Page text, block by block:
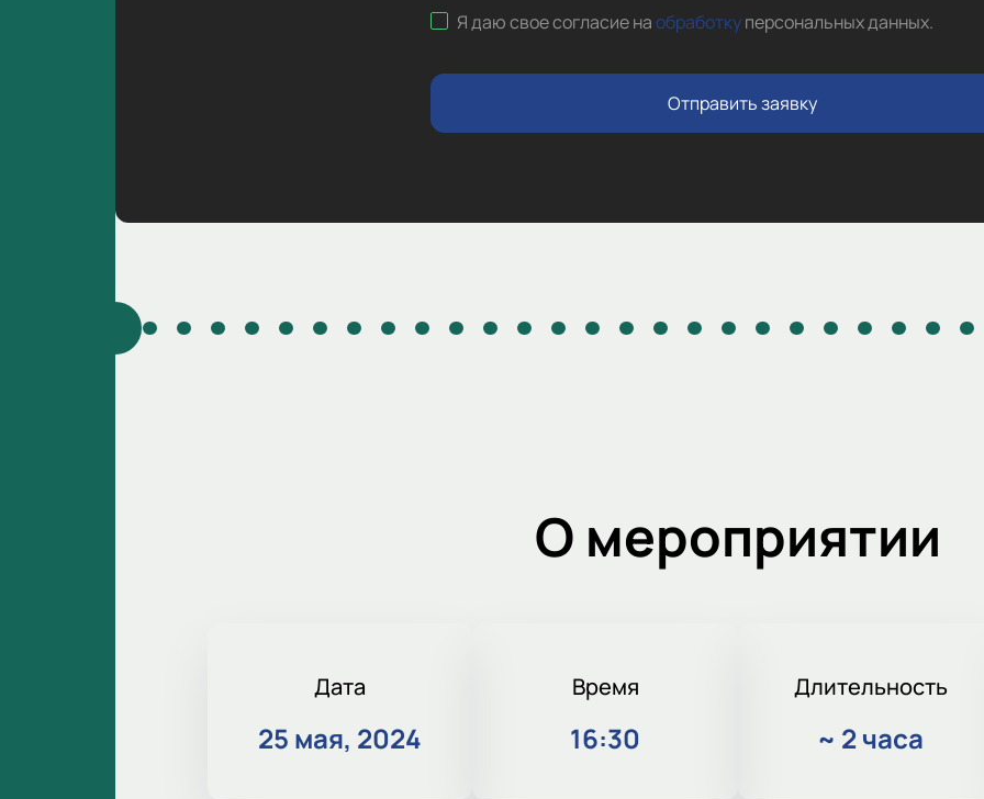
Я даю свое согласие наобработку персональных данных.
Отправить заявку
О мероприятии
Дата
25 мая, 2024
Время
16:30
Длительность
~ 2 часа